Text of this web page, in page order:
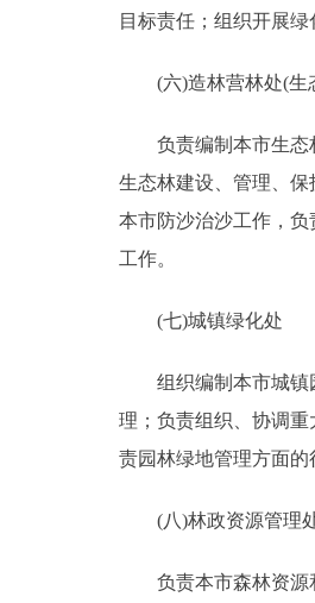
目标责任；组织开展绿
(六)造林营林处(生
负责编制本市生态林
生态林建设、管理、
本市防沙治沙工作，
工作。
(七)城镇绿化处
组织编制本市城镇园
理；负责组织、协调
责园林绿地管理方面的
(八)林政资源管理处
负责本市森林资源和